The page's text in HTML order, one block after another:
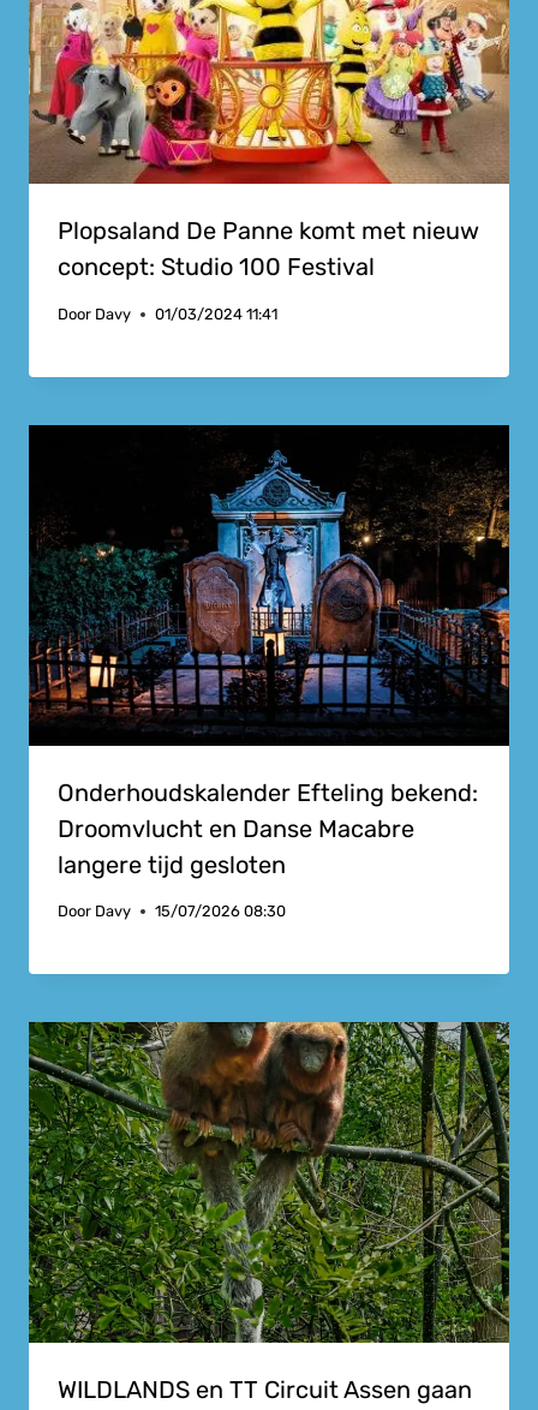
Plopsaland De Panne komt met nieuw
concept: Studio 100 Festival
Door Davy 01/03/2024 11:41
Onderhoudskalender Efteling bekend:
Droomvlucht en Danse Macabre
langere tijd gesloten
Door Davy 15/07/2026 08:30
WILDLANDS en TT Circuit Assen gaan